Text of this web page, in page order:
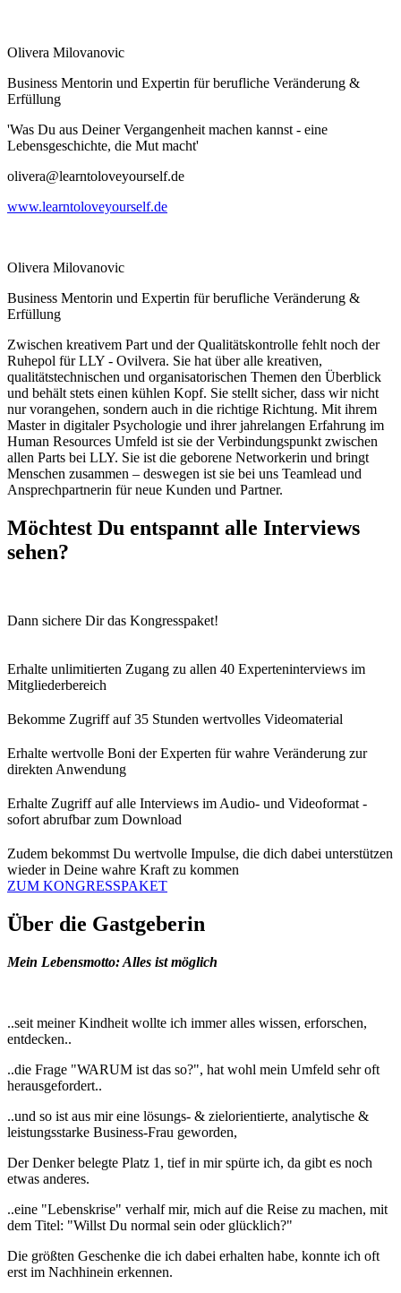
Olivera Milovanovic
Business Mentorin und Expertin für berufliche Veränderung &
Erfüllung
'Was Du aus Deiner Vergangenheit machen kannst - eine
Lebensgeschichte, die Mut macht'
olivera@learntoloveyourself.de
www.learntoloveyourself.de
Olivera Milovanovic
Business Mentorin und Expertin für berufliche Veränderung &
Erfüllung
Zwischen kreativem Part und der Qualitätskontrolle fehlt noch der
Ruhepol für LLY - Ovilvera. Sie hat über alle kreativen,
qualitätstechnischen und organisatorischen Themen den Überblick
und behält stets einen kühlen Kopf. Sie stellt sicher, dass wir nicht
nur vorangehen, sondern auch in die richtige Richtung. Mit ihrem
Master in digitaler Psychologie und ihrer jahrelangen Erfahrung im
Human Resources Umfeld ist sie der Verbindungspunkt zwischen
allen Parts bei LLY. Sie ist die geborene Networkerin und bringt
Menschen zusammen – deswegen ist sie bei uns Teamlead und
Ansprechpartnerin für neue Kunden und Partner.
Möchtest Du entspannt alle Interviews
sehen?
Dann sichere Dir das Kongresspaket!
Erhalte unlimitierten Zugang zu allen 40 Experteninterviews im
Mitgliederbereich
Bekomme Zugriff auf 35 Stunden wertvolles Videomaterial
Erhalte wertvolle Boni der Experten für wahre Veränderung zur
direkten Anwendung
Erhalte Zugriff auf alle Interviews im Audio- und Videoformat -
sofort abrufbar zum Download
Zudem bekommst Du wertvolle Impulse, die dich dabei unterstützen
wieder in Deine wahre Kraft zu kommen
ZUM KONGRESSPAKET
Über die Gastgeberin
Mein Lebensmotto: Alles ist möglich
..seit meiner Kindheit wollte ich immer alles wissen, erforschen,
entdecken..
..die Frage "WARUM ist das so?", hat wohl mein Umfeld sehr oft
herausgefordert..
..und so ist aus mir eine lösungs- & zielorientierte, analytische &
leistungsstarke Business-Frau geworden,
Der Denker belegte Platz 1, tief in mir spürte ich, da gibt es noch
etwas anderes.
..eine "Lebenskrise" verhalf mir, mich auf die Reise zu machen, mit
dem Titel: "Willst Du normal sein oder glücklich?"
Die größten Geschenke die ich dabei erhalten habe, konnte ich oft
erst im Nachhinein erkennen.